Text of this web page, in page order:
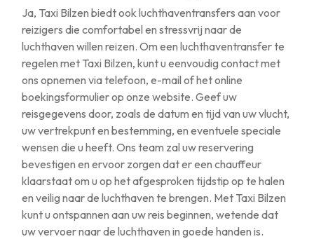
Ja, Taxi Bilzen biedt ook luchthaventransfers aan voor
reizigers die comfortabel en stressvrij naar de
luchthaven willen reizen. Om een luchthaventransfer te
regelen met Taxi Bilzen, kunt u eenvoudig contact met
ons opnemen via telefoon, e-mail of het online
boekingsformulier op onze website. Geef uw
reisgegevens door, zoals de datum en tijd van uw vlucht,
uw vertrekpunt en bestemming, en eventuele speciale
wensen die u heeft. Ons team zal uw reservering
bevestigen en ervoor zorgen dat er een chauffeur
klaarstaat om u op het afgesproken tijdstip op te halen
en veilig naar de luchthaven te brengen. Met Taxi Bilzen
kunt u ontspannen aan uw reis beginnen, wetende dat
uw vervoer naar de luchthaven in goede handen is.